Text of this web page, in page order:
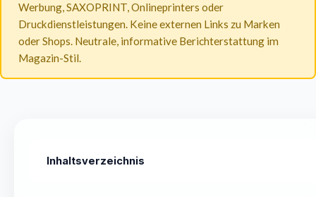
Werbung, SAXOPRINT, Onlineprinters oder
Druckdienstleistungen. Keine externen Links zu Marken
oder Shops. Neutrale, informative Berichterstattung im
Magazin-Stil.
Inhaltsverzeichnis